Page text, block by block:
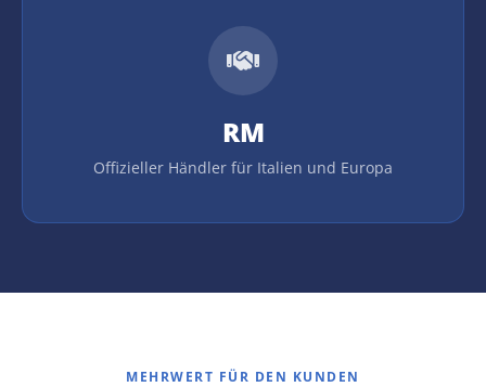
RM
Offizieller Händler für Italien und Europa
MEHRWERT FÜR DEN KUNDEN